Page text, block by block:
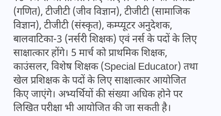
(गणित), टीजीटी (जीव विज्ञान), टीजीटी (सामाजिक
विज्ञान), टीजीटी (संस्कृत), कम्प्यूटर अनुदेशक,
बालवाटिका-3 (नर्सरी शिक्षक) एवं नर्स के पदों के लिए
साक्षात्कार होंगे। 5 मार्च को प्राथमिक शिक्षक,
काउंसलर, विशेष शिक्षक (Special Educator) तथा
खेल प्रशिक्षक के पदों के लिए साक्षात्कार आयोजित
किए जाएंगे। अभ्यर्थियों की संख्या अधिक होने पर
लिखित परीक्षा भी आयोजित की जा सकती है।